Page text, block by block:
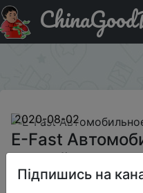
Купити по знижці
зарядное устройство
2020-08-02
E-Fast
устройство
Підпишись на